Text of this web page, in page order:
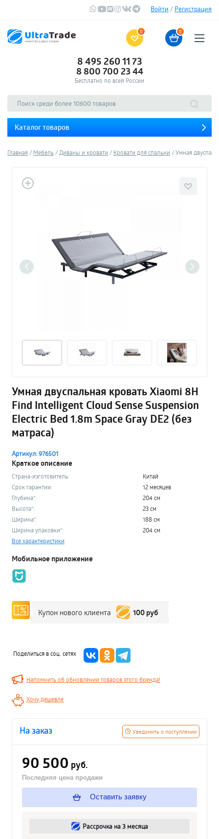
Войти / Регистрация
0 0
8 495 260 11 73
8 800 700 23 44
Бесплатно по всей России
Каталог товаров
Главная Мебель Диваны и кровати Кровати для спальни Умная
Умная двуспальная кровать Xiaomi 8H
Find Intelligent Cloud Sense Suspension
Electric Bed 1.8m Space Gray DE2 (без
матраса)
Артикул: 976501
Краткое описание
Страна-изготовитель:
Китай
Срок гарантии:
12 месяцев
Глубина*:
204 см
Высота*:
23 см
Ширина*:
188 см
Ширина упаковки*:
204 см
Все характеристики
Мобильное приложение
Купон нового клиента 100 руб
Поделиться в соц. сетях
Напомнить об обновлении товаров этого бренда!
Хочу дешевле
Уведомить о поступлении
На заказ
90 500 руб.
Последняя цена продажи
Оставить заявку
Рассрочка на 3 месяца